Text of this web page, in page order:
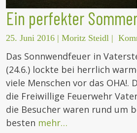
Ein perfekter
25. Juni 2016 | Moritz Steidl |
Das Sonnwendfeuer in
(24.6.) lockte bei herrlich
viele Menschen vor das OHA!.
die Freiwillige Feuerwehr
die Besucher waren rund um
besten mehr…